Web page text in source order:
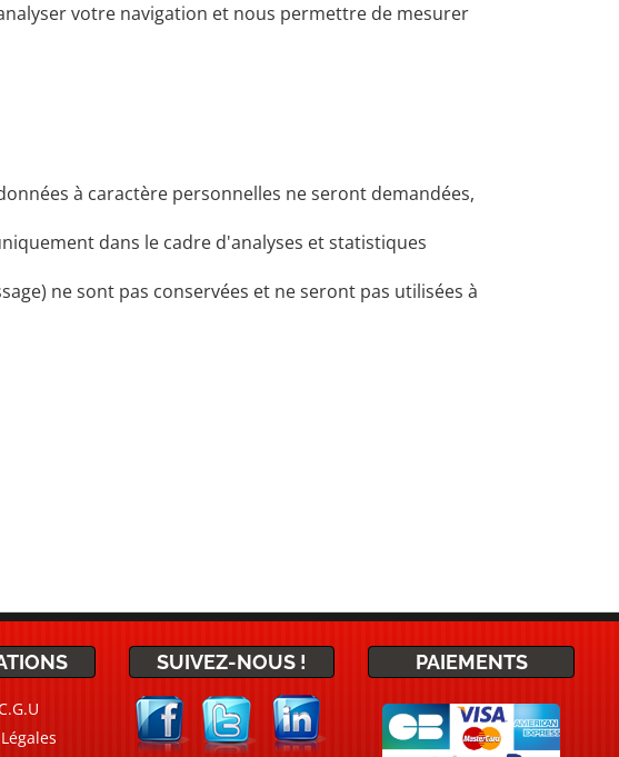
votre navigation et nous permettre de mesurer
à caractère personnelles ne seront demandées,
dans le cadre d'analyses et statistiques
ne sont pas conservées et ne seront pas utilisées à
SUIVEZ-NOUS ! PAIEMENTS